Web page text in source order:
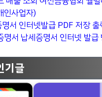
인사업자)
서 인터넷발급 PDF 저장 출
명서 납세증명서 인터넷 발급
기글